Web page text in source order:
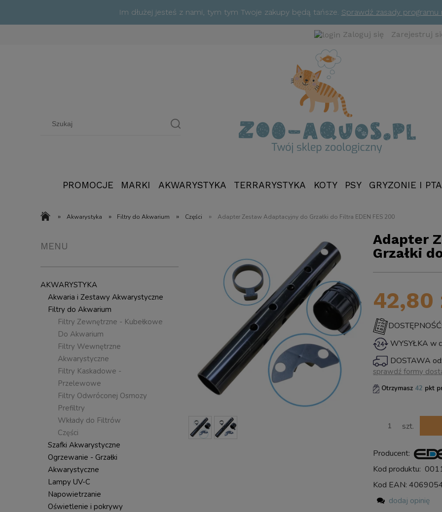
Im dłużej jesteś z nami, tym tym Twoje zakupy będą tańsze. Sprawdź zasady programu
Zaloguj się Zarejestruj
PROMOCJE MARKI AKWARYSTYKA TERRARYSTYKA KOTY PSY GRYZONIE I
NOWOŚCI
» Akwarystyka » Filtry do Akwarium » Części » Adapter Zestaw Adaptacyjny do Grzałki do Filtra EDEN FES 200
MENU
AKWARYSTYKA
Akwaria i Zestawy Akwarystyczne
Filtry do Akwarium
Filtry Zewnętrzne - Kubełkowe
Do Akwarium
Filtry Wewnętrzne
Akwarystyczne
Filtry Kaskadowe -
Przelewowe
Filtry Odwróconej Osmozy
Prefiltry
Wkłady do Filtrów
Części
Szafki Akwarystyczne
Ogrzewanie - Grzałki
Akwarystyczne
Lampy UV-C
Napowietrzanie
Oświetlenie i pokrywy
Adapter
Grzałki
42,80
WYSYŁKA w
DOSTAWA od:
sprawdź formy
Otrzymasz 42 pkt
szt.
Producent:
Kod produktu:
Kod EAN:
dodaj opinię